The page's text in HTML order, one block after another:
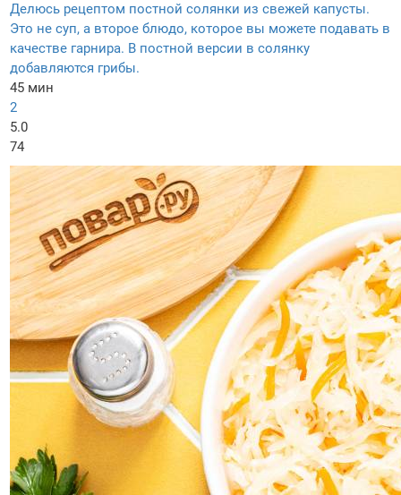
Делюсь рецептом постной солянки из свежей капусты.
Это не суп, а второе блюдо, которое вы можете подавать в
качестве гарнира. В постной версии в солянку
добавляются грибы.
45 мин
2
5.0
74